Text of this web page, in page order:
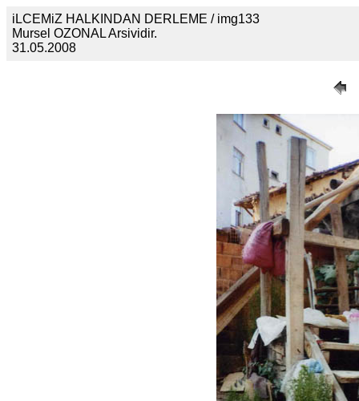
iLCEMiZ HALKINDAN DERLEME / img133
Mursel OZONAL Arsividir.
31.05.2008